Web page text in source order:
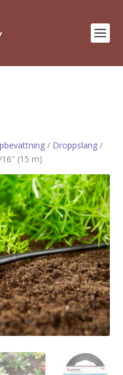
/ Droppslang /
(15 m)